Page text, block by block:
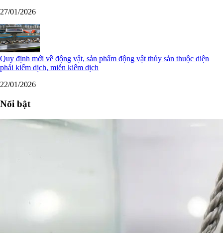
27/01/2026
Quy định mới về động vật, sản phẩm động vật thủy sản thuộc diện
phải kiểm dịch, miễn kiểm dịch
22/01/2026
Nổi bật